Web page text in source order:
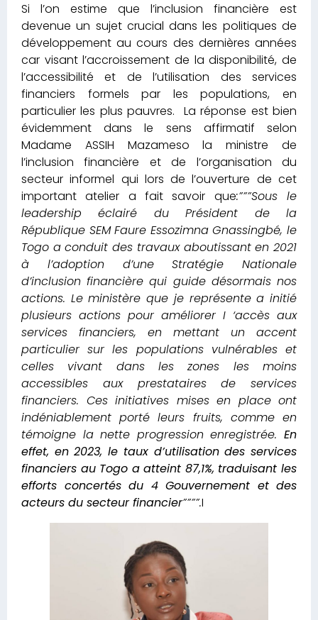
Si l’on estime que l’inclusion financière est
devenue un sujet crucial dans les politiques de
développement au cours des dernières années
car visant l’accroissement de la disponibilité, de
l’accessibilité et de l’utilisation des services
financiers formels par les populations, en
particulier les plus pauvres. La réponse est bien
évidemment dans le sens affirmatif selon
Madame ASSIH Mazameso la ministre de
l’inclusion financière et de l’organisation du
secteur informel qui lors de l’ouverture de cet
important atelier a fait savoir que:”””Sous le
leadership éclairé du Président de la
République SEM Faure Essozimna Gnassingbé, le
Togo a conduit des travaux aboutissant en 2021
à l’adoption d’une Stratégie Nationale
d’inclusion financière qui guide désormais nos
actions. Le ministère que je représente a initié
plusieurs actions pour améliorer I ‘accès aux
services financiers, en mettant un accent
particulier sur les populations vulnérables et
celles vivant dans les zones les moins
accessibles aux prestataires de services
financiers. Ces initiatives mises en place ont
indéniablement porté leurs fruits, comme en
témoigne la nette progression enregistrée. En
effet, en 2023, le taux d’utilisation des services
financiers au Togo a atteint 87,1%, traduisant les
efforts concertés du 4 Gouvernement et des
acteurs du secteur financier””””.I